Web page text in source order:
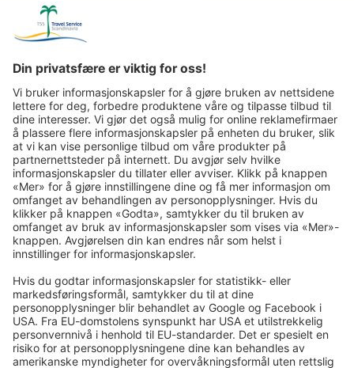
Reisebrev via nyhetsbrev på e -post:
I tiden som kommer sender vi deg gjerne våre flotteste turer
på e-post!
Tilmeld dig nu!